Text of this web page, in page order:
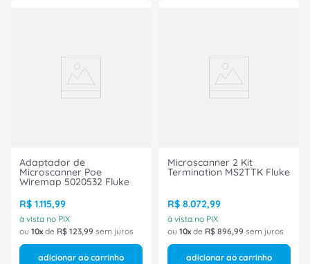
Adaptador de
Microscanner Poe
Wiremap 5020532 Fluke
R$ 1.115,99
à vista no PIX
ou 10 de R$ 123,99 sem juros
adicionar ao carrinho
Microscanner 2 Kit
Termination MS2TTK Fluke
R$ 8.072,99
à vista no PIX
ou 10 de R$ 896,99 sem juros
adicionar ao carrinho